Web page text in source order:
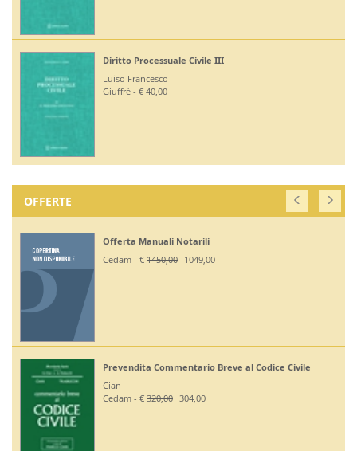
Diritto Processuale Civile III
Luiso Francesco
Giuffrè - € 40,00
OFFERTE
Offerta Manuali Notarili
Cedam - € 1450,00 1049,00
Prevendita Commentario Breve al Codice Civile
Cian
Cedam - € 320,00 304,00